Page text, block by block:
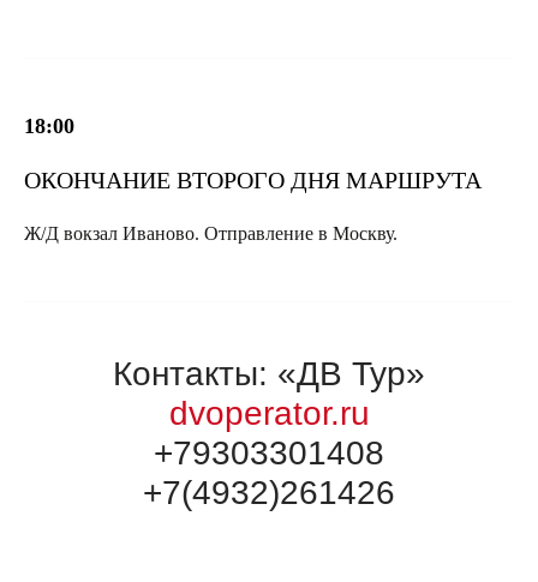
18:00
ОКОНЧАНИЕ ВТОРОГО ДНЯ МАРШРУТА
Ж/Д вокзал Иваново. Отправление в Москву.
Контакты: «ДВ Тур»
dvoperator.ru
+79303301408
+7(4932)261426